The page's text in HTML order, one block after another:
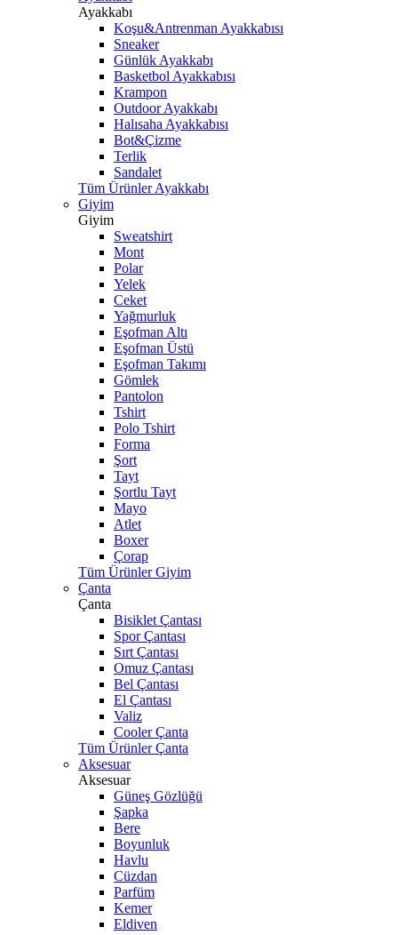
Ayakkabı
Koşu&Antrenman Ayakkabısı
Sneaker
Günlük Ayakkabı
Basketbol Ayakkabısı
Krampon
Outdoor Ayakkabı
Halısaha Ayakkabısı
Bot&Çizme
Terlik
Sandalet
Tüm Ürünler Ayakkabı
Giyim
Giyim
Sweatshirt
Mont
Polar
Yelek
Ceket
Yağmurluk
Eşofman Altı
Eşofman Üstü
Eşofman Takımı
Gömlek
Pantolon
Tshirt
Polo Tshirt
Forma
Şort
Tayt
Şortlu Tayt
Mayo
Atlet
Boxer
Çorap
Tüm Ürünler Giyim
Çanta
Çanta
Bisiklet Çantası
Spor Çantası
Sırt Çantası
Omuz Çantası
Bel Çantası
El Çantası
Valiz
Cooler Çanta
Tüm Ürünler Çanta
Aksesuar
Aksesuar
Güneş Gözlüğü
Şapka
Bere
Boyunluk
Havlu
Cüzdan
Parfüm
Kemer
Eldiven